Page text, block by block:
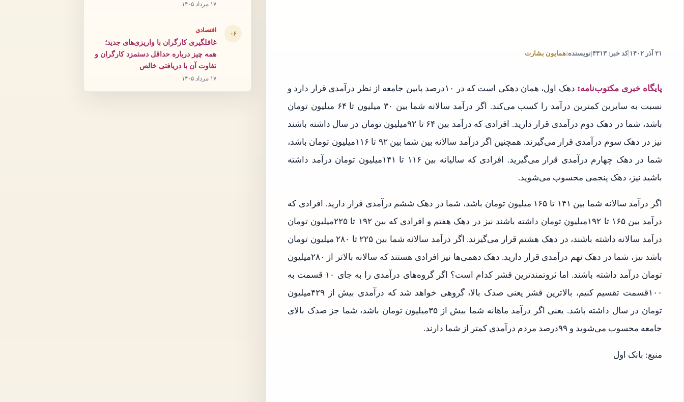
۲۱ آذر ۱۴۰۲ |کد خبر: ۴۳۱۳ |نویسنده:همایون بشارت
پایگاه خبری مکتوب‌نامه:
دهک اول، همان دهکی است که در ۱۰درصد پایین جامعه از نظر درآمدی قرار دارد و
نسبت به سایرین کمترین درآمد را کسب می‌کند. اگر درآمد سالانه شما بین ۳۰ میلیون تا ۶۴ میلیون تومان
باشد، شما در دهک دوم درآمدی قرار دارید. افرادی که درآمد بین ۶۴ تا ۹۲میلیون تومان در سال داشته باشند
نیز در دهک سوم درآمدی قرار می‌گیرند. همچنین اگر درآمد سالانه بین شما بین ۹۲ تا ۱۱۶میلیون تومان باشد،
شما در دهک چهارم درآمدی قرار می‌گیرید. افرادی که سالیانه بین ۱۱۶ تا ۱۴۱میلیون تومان درآمد داشته
باشید نیز، دهک پنجمی محسوب می‌شوید.
اگر درآمد سالانه شما بین ۱۴۱ تا ۱۶۵ میلیون تومان باشد، شما در دهک ششم درآمدی قرار دارید. افرادی که
درآمد بین ۱۶۵ تا ۱۹۲میلیون تومان داشته باشند نیز در دهک هفتم و افرادی که بین ۱۹۲ تا ۲۲۵میلیون تومان
درآمد سالانه داشته باشند، در دهک هشتم قرار می‌گیرند. اگر درآمد سالانه شما بین ۲۲۵ تا ۲۸۰ میلیون تومان
باشد نیز، شما در دهک نهم درآمدی قرار دارید. دهک دهمی‌ها نیز افرادی هستند که سالانه بالاتر از ۲۸۰میلیون
تومان درآمد داشته باشند. اما ثروتمندترین قشر کدام است؟ اگر گروه‌های درآمدی را به جای ۱۰ قسمت به
۱۰۰قسمت تقسیم کنیم، بالاترین قشر یعنی صدک بالا، گروهی خواهد شد که درآمدی بیش از ۴۲۹میلیون
تومان در سال داشته باشد. یعنی اگر درآمد ماهانه شما بیش از ۳۵میلیون تومان باشد، شما جز صدک بالای
جامعه محسوب می‌شوید و ۹۹درصد مردم درآمدی کمتر از شما دارند.
منبع: بانک اول
۱۷ مرداد ۱۴۰۵
۰۶ اقتصادی
غافلگیری کارگران با واریزی‌های جدید؛
همه چیز درباره حداقل دستمزد کارگران و
تفاوت آن با دریافتی خالص
۱۷ مرداد ۱۴۰۵